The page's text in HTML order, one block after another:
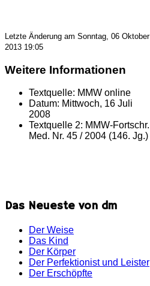
Letzte Änderung am Sonntag, 06 Oktober
2013 19:05
Weitere Informationen
Textquelle: MMW online
Datum: Mittwoch, 16 Juli
2008
Textquelle 2: MMW-Fortschr.
Med. Nr. 45 / 2004 (146. Jg.)
Das Neueste von dm
Der Weise
Das Kind
Der Körper
Der Perfektionist und Leister
Der Erschöpfte